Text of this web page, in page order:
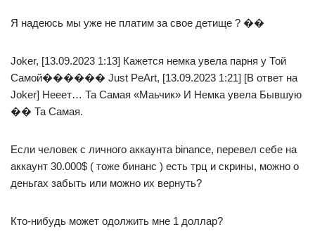
Я надеюсь мы уже не платим за свое детище ? ��
Joker, [13.09.2023 1:13] Кажется немка увела парня у Той
Самой������ Just PeArt, [13.09.2023 1:21] [В ответ на
Joker] Нееет… Та Самая «Маьчик» И Немка увела Бывшую
�� Та Самая.
Если человек с личного аккаунта binance, перевел себе на
аккаунт 30.000$ ( тоже бинанс ) есть трц и скрины, можно о
деньгах забыть или можно их вернуть?
Кто-нибудь может одолжить мне 1 доллар?